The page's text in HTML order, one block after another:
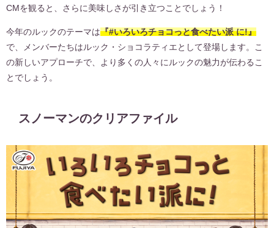
CMを観ると、さらに美味しさが引き立つことでしょう！
今年のルックのテーマは『#いろいろチョコっと食べたい派 に!』
で、メンバーたちはルック・ショコラティエとして登場します。こ
の新しいアプローチで、より多くの人々にルックの魅力が伝わるこ
とでしょう。
スノーマンのクリアファイル